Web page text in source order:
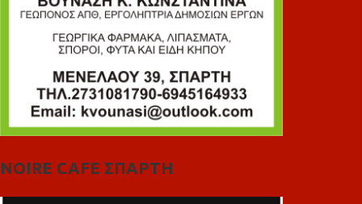
NOIRE CAFE ΣΠΑΡΤΗ